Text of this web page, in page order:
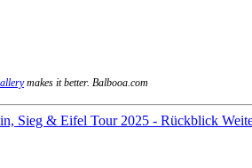
makes it better. Balbooa.com
Sieg & Eifel Tour 2025 - Rückblick